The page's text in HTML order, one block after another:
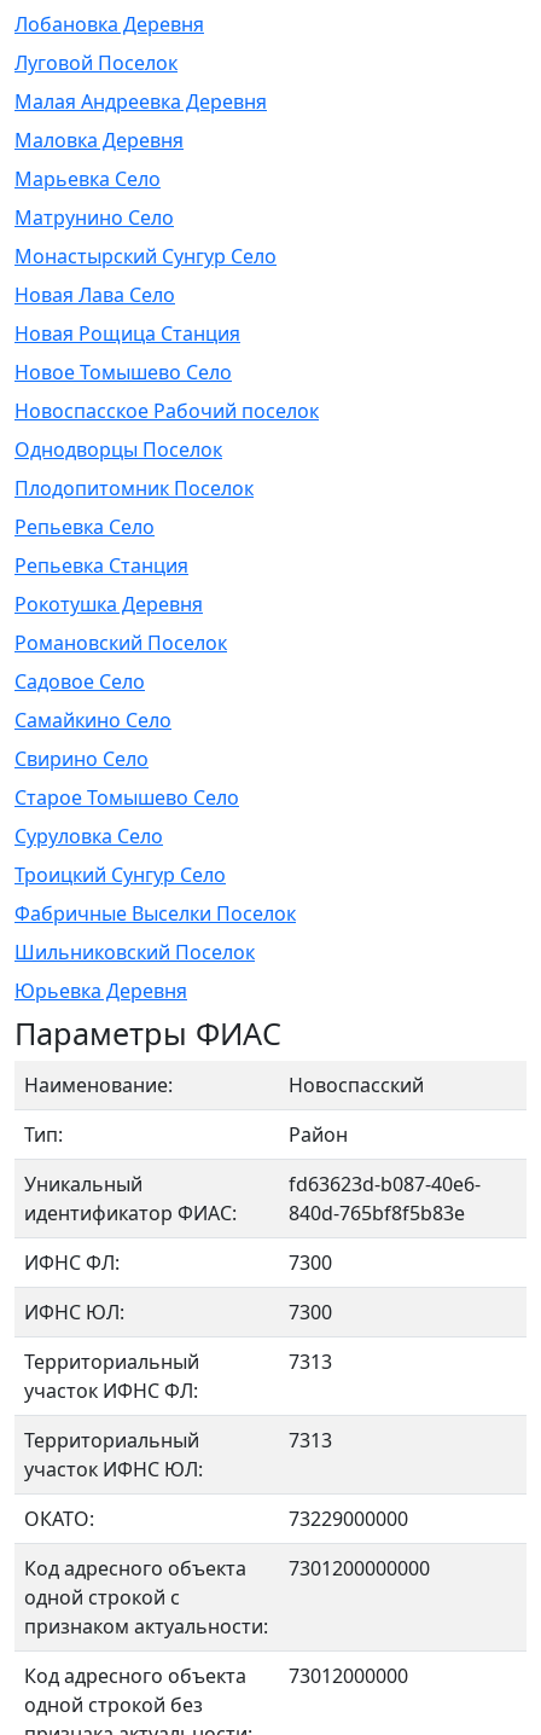
Лобановка Деревня
Луговой Поселок
Малая Андреевка Деревня
Маловка Деревня
Марьевка Село
Матрунино Село
Монастырский Сунгур Село
Новая Лава Село
Новая Рощица Станция
Новое Томышево Село
Новоспасское Рабочий поселок
Однодворцы Поселок
Плодопитомник Поселок
Репьевка Село
Репьевка Станция
Рокотушка Деревня
Романовский Поселок
Садовое Село
Самайкино Село
Свирино Село
Старое Томышево Село
Суруловка Село
Троицкий Сунгур Село
Фабричные Выселки Поселок
Шильниковский Поселок
Юрьевка Деревня
Параметры ФИАС
Наименование:
Новоспасский
Тип:
Район
Уникальный
идентификатор ФИАС:
fd63623d-b087-40e6-
840d-765bf8f5b83e
ИФНС ФЛ:
7300
ИФНС ЮЛ:
7300
Территориальный
участок ИФНС ФЛ:
7313
Территориальный
участок ИФНС ЮЛ:
7313
ОКАТО:
73229000000
Код адресного объекта
одной строкой с
признаком актуальности:
7301200000000
Код адресного объекта
одной строкой без
73012000000